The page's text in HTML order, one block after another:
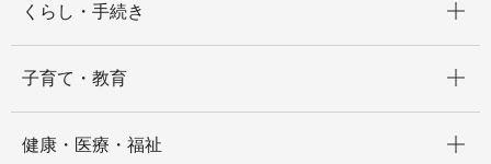
くらし・手続き
子育て・教育
健康・医療・福祉